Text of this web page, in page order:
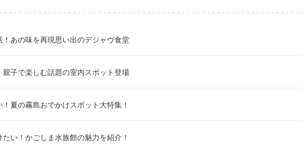
あの味を再現思い出のデジャヴ食堂
子で楽しむ話題の室内スポット登場
夏の霧島おでかけスポット大特集！
い！かごしま水族館の魅力を紹介！